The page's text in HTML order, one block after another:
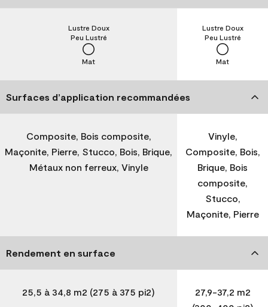
Mat
Peu Lustré
Lustre Doux
Mat
Peu Lustré
Lustre Doux
Surfaces d’application recommandées
Composite, Bois composite,
Maçonite, Pierre, Stucco, Bois, Brique,
Métaux non ferreux, Vinyle
Vinyle,
Composite, Bois,
Brique, Bois
composite,
Stucco,
Maçonite, Pierre
Rendement en surface
25,5 à 34,8 m2 (275 à 375 pi2)
27,9-37,2 m2